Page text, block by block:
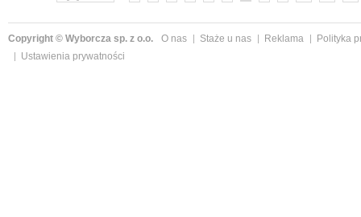
Copyright © Wyborcza sp. z o.o. O nas Staże u nas Reklama
Polityka
Ustawienia prywatności